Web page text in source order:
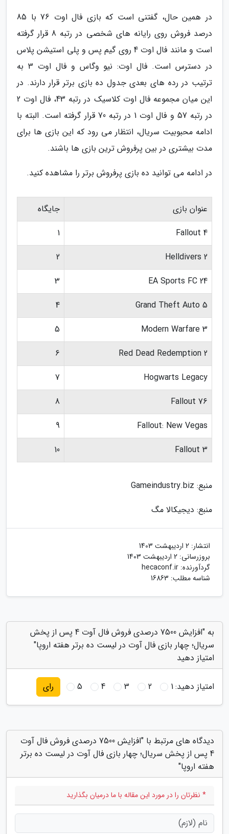
در همین حال، گفتنی است که بازی فال اوت 76 با 85
درصد فروش روی رایانه های شخصی در رتبه 8 قرار گرفته
است و مانند فال اوت 4 روی گیم پس و پلی استیشن پلاس
در دسترس است. فال اوت: نیو وگاس و فال اوت 3 به
ترتیب در رده های بعدی جدول ده بازی برتر قرار دارند. در
این میان مجموعه فال اوت کلاسیک در رتبه 43، فال اوت 2
در رتبه 57 و فال اوت 1 در رتبه 70 قرار گرفته است. البته با
ادامه محبوبیت سریال، انتظار می رود که این بازی ها برای
مدت بیشتری در بین پرفروش ترین بازی ها باشند.
در ادامه می توانید ده بازی پرفروش برتر را مشاهده کنید.
عنوان بازی
جایگاه
Fallout 4
1
Helldivers 2
2
EA Sports FC 24
3
Grand Theft Auto 5
4
Modern Warfare 3
5
Red Dead Redemption 2
6
Hogwarts Legacy
7
Fallout 76
8
Fallout: New Vegas
9
Fallout 3
10
منبع: Gameindustry.biz
منبع: دیجیکالا مگ
انتشار: 2 اردیبهشت 1403
بروزرسانی: 2 اردیبهشت 1403
گردآورنده: hecaconf.ir
شناسه مطلب: 16863
به "افزایش 7500 درصدی فروش فال آوت 4 پس از پخش
سریال؛ چهار بازی فال آوت در لیست ده برتر هفته اروپا"
امتیاز دهید
امتیاز دهید:1
2
3
4
5 رای
دیدگاه های مرتبط با "افزایش 7500 درصدی فروش فال آوت
4 پس از پخش سریال؛ چهار بازی فال آوت در لیست ده برتر
هفته اروپا"
* نظرتان را در مورد این مقاله با ما درمیان بگذارید